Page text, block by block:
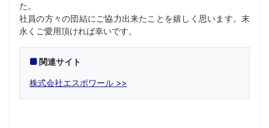
た。
社員の方々の団結にご協力出来たことを嬉しく思います。末
永くご愛用頂ければ幸いです。
関連サイト
株式会社エスポワール